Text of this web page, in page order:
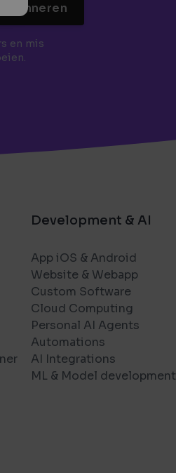
Abonneren
en mis
Development & AI
App iOS & Android
Website & Webapp
Custom Software
Cloud Computing
Personal AI Agents
Automations
AI Integrations
ML & Model development